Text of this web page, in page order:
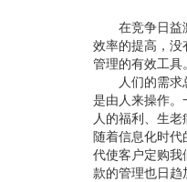
在竞争日益激
效率的提高，
管理的有效工具
人们的需求总
是由人来操作
人的福利、生
随着信息化时
代使客户定购
款的管理也日趋